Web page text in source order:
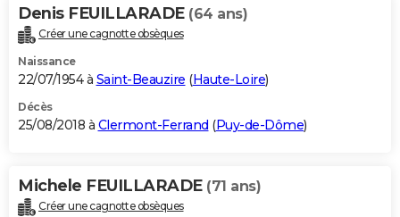
Denis FEUILLARADE (64 ans)
Créer une cagnotte obsèques
Naissance
22/07/1954 à Saint-Beauzire (Haute-Loire)
Décès
25/08/2018 à Clermont-Ferrand (Puy-de-Dôme)
Michele FEUILLARADE (71 ans)
Créer une cagnotte obsèques